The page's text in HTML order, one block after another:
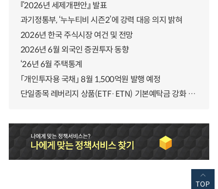
『2026년 세제개편안』 발표
과기정통부, ‘누누티비 시즌2’에 강력 대응 의지 밝혀
2026년 한국 주식시장 여건 및 전망
2026년 6월 외국인 증권투자 동향
‘26년 6월 주택통계
「개인투자용 국채」 8월 1,500억원 발행 예정
단일종목 레버리지 상품(ETF·ETN) 기본예탁금 강화 조기시행 방안 안내
TOP